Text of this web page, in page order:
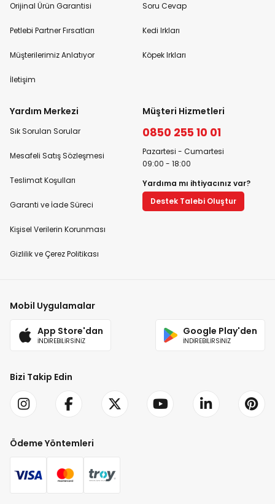
Orijinal Ürün Garantisi
Petlebi Partner Fırsatları
Müşterilerimiz Anlatıyor
İletişim
Soru Cevap
Kedi Irkları
Köpek Irkları
Yardım Merkezi
Sık Sorulan Sorular
Mesafeli Satış Sözleşmesi
Teslimat Koşulları
Garanti ve İade Süreci
Kişisel Verilerin Korunması
Gizlilik ve Çerez Politikası
Müşteri Hizmetleri
0850 255 10 01
Pazartesi - Cumartesi
09:00 - 18:00
Yardıma mı ihtiyacınız var?
Destek Talebi Oluştur
Mobil Uygulamalar
App Store'dan
İNDİREBİLİRSİNİZ
Google Play'den
İNDİREBİLİRSİNİZ
Bizi Takip Edin
Ödeme Yöntemleri